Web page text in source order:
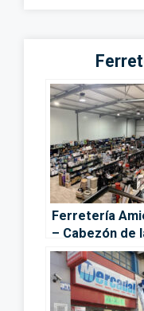
Ferretería
– Cabezón de